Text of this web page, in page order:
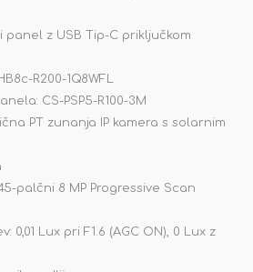
panel z USB Tip-C priključkom
R200-1Q8WFL
CS-PSP5-R100-3M
PT zunanja IP kamera s solarnim
palčni 8 MP Progressive Scan
0,01 Lux pri F1.6 (AGC ON), 0 Lux z